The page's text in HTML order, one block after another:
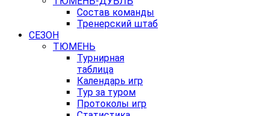
Состав команды
Тренерский штаб
СЕЗОН
ТЮМЕНЬ
Турнирная
таблица
Календарь игр
Тур за туром
Протоколы игр